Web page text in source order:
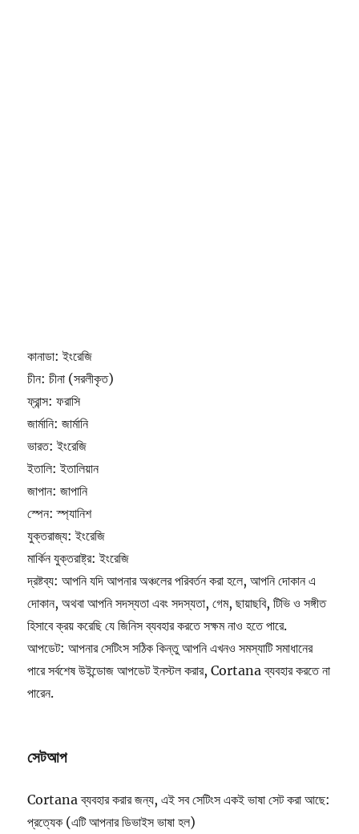
কানাডা: ইংরেজি
চীন: চীনা (সরলীকৃত)
ফ্রান্স: ফরাসি
জার্মানি: জার্মানি
ভারত: ইংরেজি
ইতালি: ইতালিয়ান
জাপান: জাপানি
স্পেন: স্প্যানিশ
যুক্তরাজ্য: ইংরেজি
মার্কিন যুক্তরাষ্ট্র: ইংরেজি
দ্রষ্টব্য: আপনি যদি আপনার অঞ্চলের পরিবর্তন করা হলে, আপনি দোকান এ
দোকান, অথবা আপনি সদস্যতা এবং সদস্যতা, গেম, ছায়াছবি, টিভি ও সঙ্গীত
হিসাবে ক্রয় করেছি যে জিনিস ব্যবহার করতে সক্ষম নাও হতে পারে.
আপডেট: আপনার সেটিংস সঠিক কিন্তু আপনি এখনও সমস্যাটি সমাধানের
পারে সর্বশেষ উইন্ডোজ আপডেট ইনস্টল করার, Cortana ব্যবহার করতে না
পারেন.
সেটআপ
Cortana ব্যবহার করার জন্য, এই সব সেটিংস একই ভাষা সেট করা আছে:
প্রত্যেক (এটি আপনার ডিভাইস ভাষা হল)